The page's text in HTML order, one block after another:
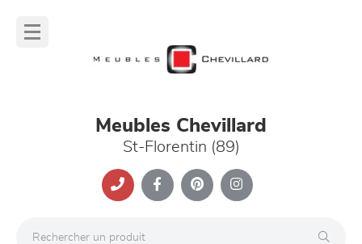
Meubles Chevillard
St-Florentin (89)